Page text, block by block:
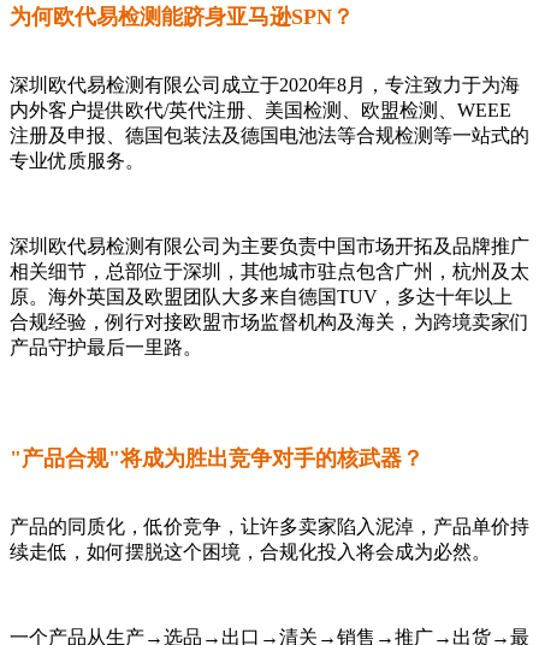
为何欧代易检测能跻身亚马逊SPN？
深圳欧代易检测有限公司成立于2020年8月，专注致力于为海
内外客户提供欧代/英代注册、美国检测、欧盟检测、WEEE
注册及申报、德国包装法及德国电池法等合规检测等一站式的
专业优质服务。
深圳欧代易检测有限公司为主要负责中国市场开拓及品牌推广
相关细节，总部位于深圳，其他城市驻点包含广州，杭州及太
原。海外英国及欧盟团队大多来自德国TUV，多达十年以上
合规经验，例行对接欧盟市场监督机构及海关，为跨境卖家们
产品守护最后一里路。
"产品合规"将成为胜出竞争对手的核武器？
产品的同质化，低价竞争，让许多卖家陷入泥淖，产品单价持
续走低，如何摆脱这个困境，合规化投入将会成为必然。
一个产品从生产→选品→出口→清关→销售→推广→出货→最